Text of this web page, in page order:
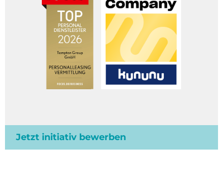
Jetzt initiativ bewerben